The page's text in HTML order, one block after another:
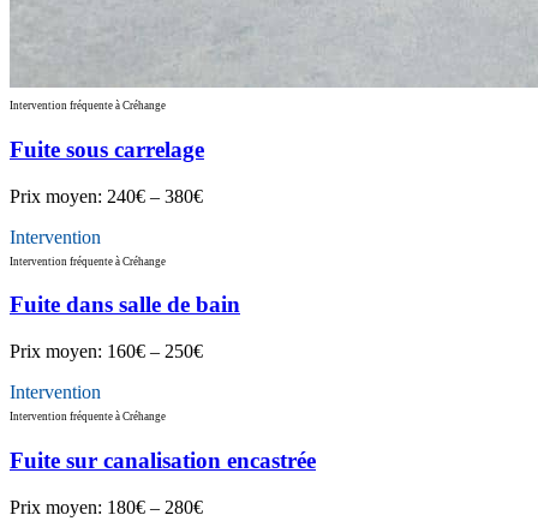
Intervention fréquente à Créhange
Fuite sous carrelage
Prix moyen: 240€ – 380€
Intervention
Intervention fréquente à Créhange
Fuite dans salle de bain
Prix moyen: 160€ – 250€
Intervention
Intervention fréquente à Créhange
Fuite sur canalisation encastrée
Prix moyen: 180€ – 280€